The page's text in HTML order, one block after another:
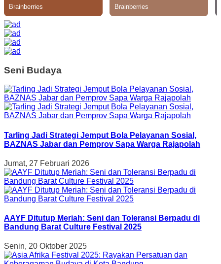
Seni Budaya
Tarling Jadi Strategi Jemput Bola Pelayanan Sosial,
BAZNAS Jabar dan Pemprov Sapa Warga Rajapolah
Jumat, 27 Februari 2026
AAYF Ditutup Meriah: Seni dan Toleransi Berpadu di
Bandung Barat Culture Festival 2025
Senin, 20 Oktober 2025